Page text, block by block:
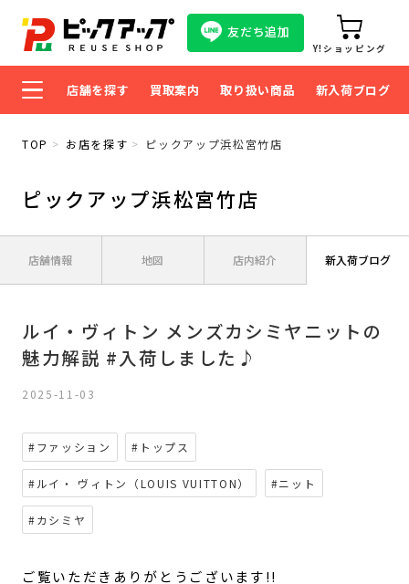
友だち追加
Y!ショッピング
店舗を探す 買取案内 取り扱い商品 新入荷ブログ
TOP お店を探す ピックアップ浜松宮竹店
ピックアップ浜松宮竹店
店舗情報 地図 店内紹介 新入荷ブログ
ルイ・ヴィトン メンズカシミヤニットの
魅力解説 #入荷しました♪
2025-11-03
#ファッション #トップス
#ルイ・ ヴィトン（LOUIS VUITTON） #ニット
#カシミヤ
ご覧いただきありがとうございます!!